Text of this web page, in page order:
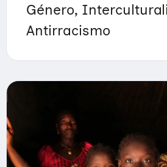
Género,
Antirracismo